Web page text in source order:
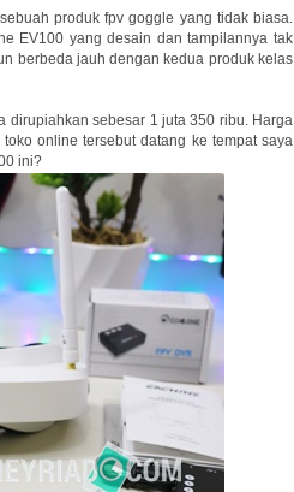
produk fpv goggle yang tidak biasa.
EV100 yang desain dan tampilannya tak
berbeda jauh dengan kedua produk kelas
dirupiahkan sebesar 1 juta 350 ribu. Harga
online tersebut datang ke tempat saya
ini?